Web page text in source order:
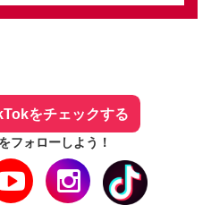
をチェックする
フォローしよう！